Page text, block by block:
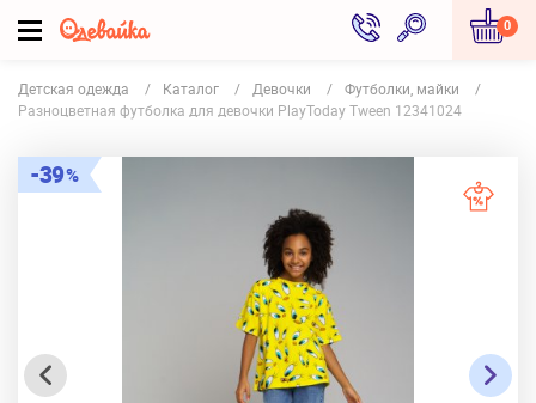
0
Детская одежда Каталог Девочки
Футболки, майки
Разноцветная футболка для девочки PlayToday Tween 12341024
39